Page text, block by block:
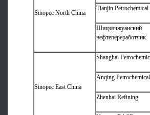
Sinopec North China
Tianjin Petrochemical
Шицзячжуанский
нефтепереработчик
Sinopec East China
Shanghai
Anqing Petrochemical
Zhenhai Refining